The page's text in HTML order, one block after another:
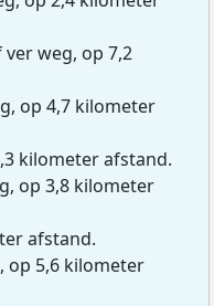
weg, op 7,2
op 4,7 kilometer
kilometer afstand.
op 3,8 kilometer
afstand.
op 5,6 kilometer